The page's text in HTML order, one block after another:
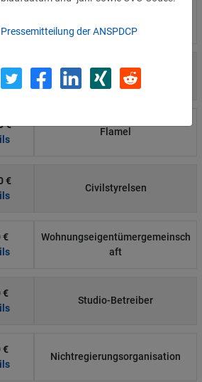
€
Η Μάθηση
€
Flamel
€
Civilstyrelsen
€
Wohnungseigentümergemeinsch
aft
€
Studio-Betreiber
€
Nichtregierungsorganisation
Pressemitteilung der ANSPDCP